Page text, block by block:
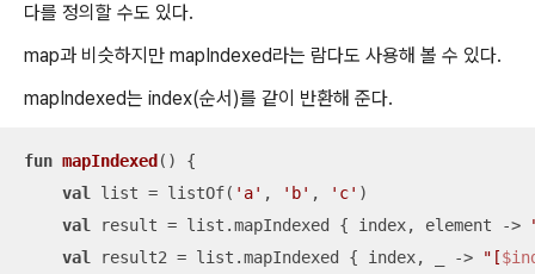
다를 정의할 수도 있다.
map과 비슷하지만 mapIndexed라는 람다도 사용해 볼 수 있다.
mapIndexed는 index(순서)를 같이 반환해 준다.
fun mapIndexed ()
{
val
list = listOf( 'a' , 'b' , 'c' )
val
result = list.mapIndexed { index, element ->
val
result2 = list.mapIndexed { index, _ -> "[